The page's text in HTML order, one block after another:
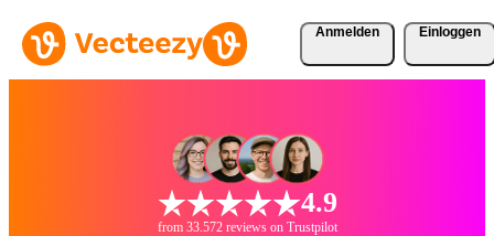
Anmelden Einloggen
4.9
from 33.572 reviews on Trustpilot